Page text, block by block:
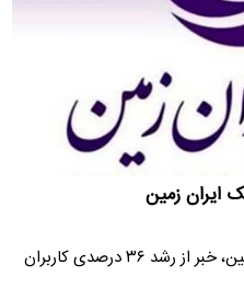
آمارهای استخراجی از بانک ایران زمین، خبر از رشد ۳۶ درصدی کاربران